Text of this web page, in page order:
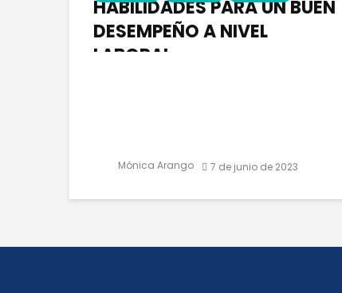
HABILIDADES PARA UN BUEN
DESEMPEÑO A NIVEL
LABORAL
Mónica Arango 7 de junio de 2023